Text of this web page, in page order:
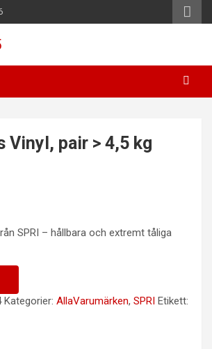
Vinyl, pair > 4,5 kg
SPRI – hållbara och extremt tåliga
Kategorier: AllaVarumärken, SPRI Etikett: